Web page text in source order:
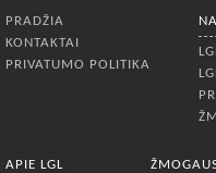
PRADŽIA
KONTAKTAI
PRIVATUMO POLITIKA
LGL
APIE LGL